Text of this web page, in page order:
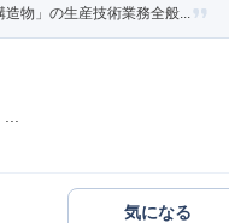
物」の生産技術業務全般...
気になる